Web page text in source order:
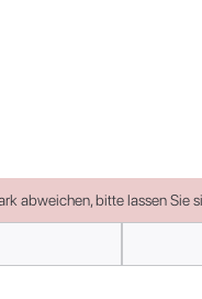
abweichen, bitte lassen Sie